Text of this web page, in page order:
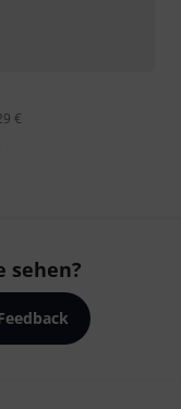
€
sehen?